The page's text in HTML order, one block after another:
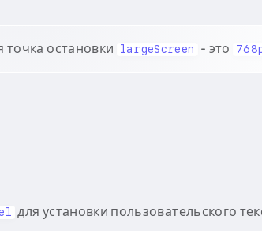
остановки largeScreen - это
для установки пользовательского